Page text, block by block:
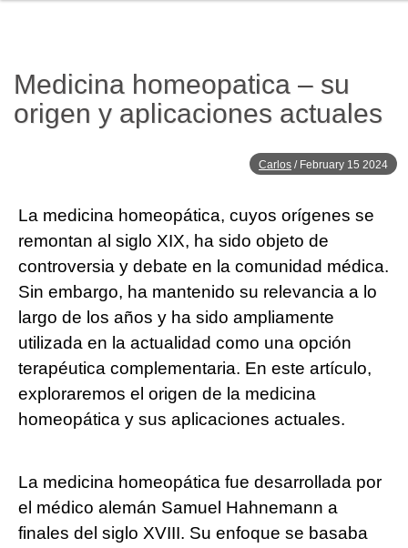
Medicina homeopatica – su
origen y aplicaciones actuales
Carlos / February 15 2024
La medicina homeopática, cuyos orígenes se
remontan al siglo XIX, ha sido objeto de
controversia y debate en la comunidad médica.
Sin embargo, ha mantenido su relevancia a lo
largo de los años y ha sido ampliamente
utilizada en la actualidad como una opción
terapéutica complementaria. En este artículo,
exploraremos el origen de la medicina
homeopática y sus aplicaciones actuales.
La medicina homeopática fue desarrollada por
el médico alemán Samuel Hahnemann a
finales del siglo XVIII. Su enfoque se basaba